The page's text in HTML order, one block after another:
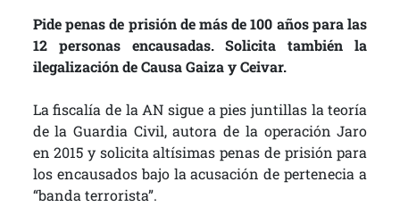
Pide penas de prisión de más de 100 años para las
12 personas encausadas. Solicita también la
ilegalización de Causa Gaiza y Ceivar.
La fiscalía de la AN sigue a pies juntillas la teoría
de la Guardia Civil, autora de la operación Jaro
en 2015 y solicita altísimas penas de prisión para
los encausados bajo la acusación de pertenecia a
“banda terrorista”.